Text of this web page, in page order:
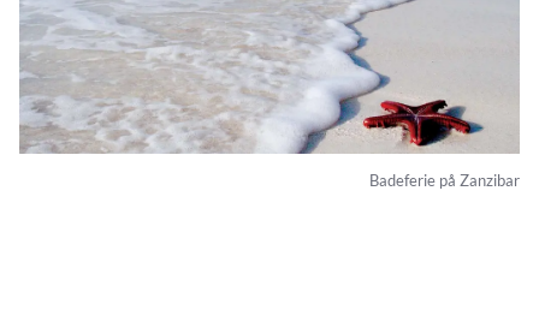
Badeferie på Zanzibar